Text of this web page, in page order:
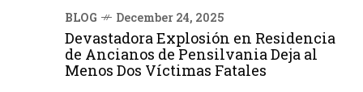
BLOG December 24, 2025
Devastadora Explosión en Residencia
de Ancianos de Pensilvania Deja al
Menos Dos Víctimas Fatales